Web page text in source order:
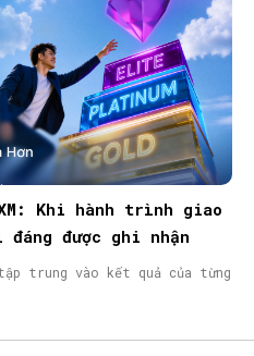
Khi hành trình giao
được ghi nhận
trung vào kết quả của từng